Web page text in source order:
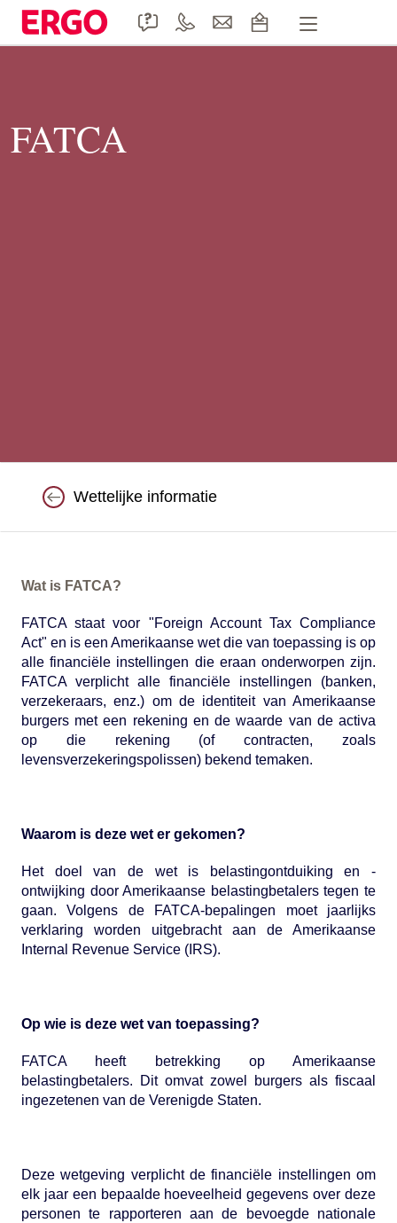
FATCA
Wettelijke informatie
Wat is FATCA?
FATCA staat voor "Foreign Account Tax Compliance
Act" en is een Amerikaanse wet die van toepassing is op
alle financiële instellingen die eraan onderworpen zijn.
FATCA verplicht alle financiële instellingen (banken,
verzekeraars, enz.) om de identiteit van Amerikaanse
burgers met een rekening en de waarde van de activa
op die rekening (of contracten, zoals
levensverzekeringspolissen) bekend temaken.
Waarom is deze wet er gekomen?
Het doel van de wet is belastingontduiking en -
ontwijking door Amerikaanse belastingbetalers tegen te
gaan. Volgens de FATCA-bepalingen moet jaarlijks
verklaring worden uitgebracht aan de Amerikaanse
Internal Revenue Service (IRS).
Op wie is deze wet van toepassing?
FATCA heeft betrekking op Amerikaanse
belastingbetalers. Dit omvat zowel burgers als fiscaal
ingezetenen van de Verenigde Staten.
Deze wetgeving verplicht de financiële instellingen om
elk jaar een bepaalde hoeveelheid gegevens over deze
personen te rapporteren aan de bevoegde nationale